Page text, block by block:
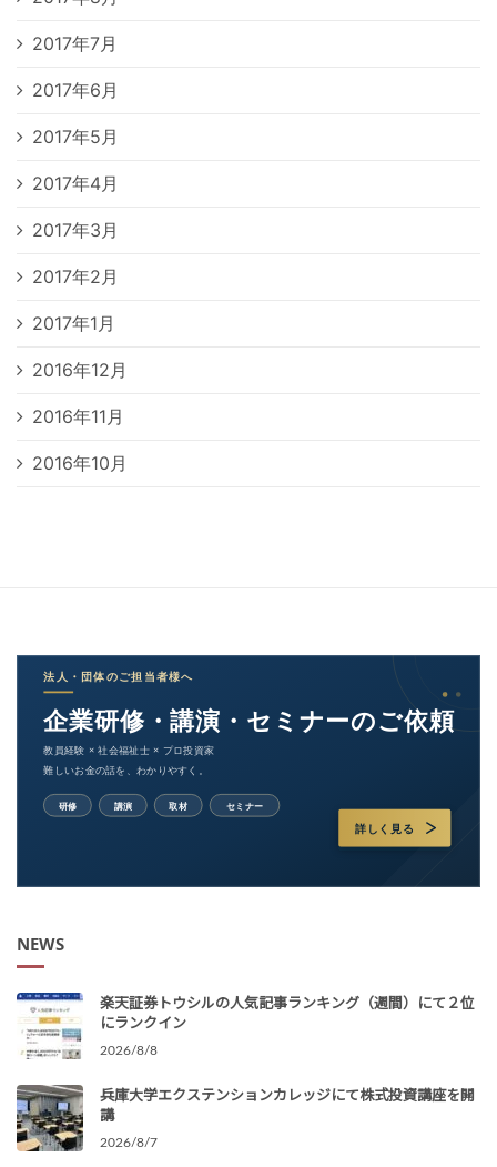
2017年7月
2017年6月
2017年5月
2017年4月
2017年3月
2017年2月
2017年1月
2016年12月
2016年11月
2016年10月
NEWS
楽天証券トウシルの人気記事ランキング（週間）にて２位
にランクイン
2026/8/8
兵庫大学エクステンションカレッジにて株式投資講座を開
講
2026/8/7